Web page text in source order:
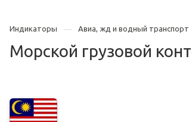
Индикаторы Авиа, жд и водный транспорт
Морской грузовой